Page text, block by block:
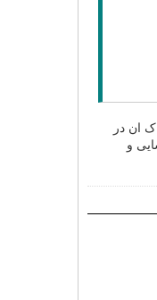
ان در
و